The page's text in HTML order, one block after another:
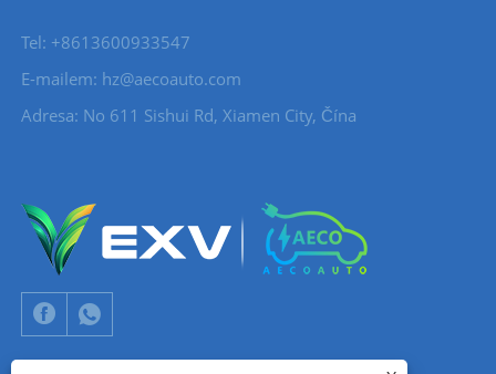
Tel: +8613600933547
E-mailem: hz@aecoauto.com
Adresa: No 611 Sishui Rd, Xiamen City, Čína